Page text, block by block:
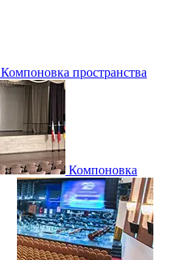
Компоновка пространства
Компоновка